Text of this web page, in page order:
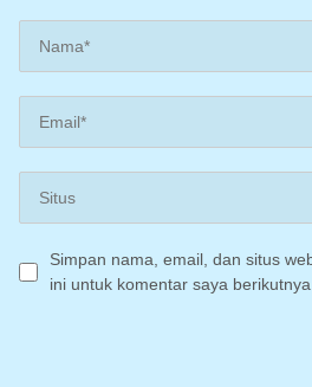
Simpan nama, email, dan situs
ini untuk komentar saya